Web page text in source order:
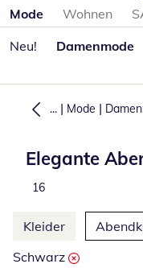
Produktkategorien
Mode Wohnen
Neu!
Damenmode
... | Mode |
Elegante
Total number of
16
Weitere Kategorien
Kleider
Schwarz